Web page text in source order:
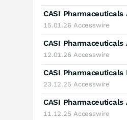
15.01.26 Accesswire
12.01.26 Accesswire
CASI
23.12.25 Accesswire
CASI
11.12.25 Accesswire